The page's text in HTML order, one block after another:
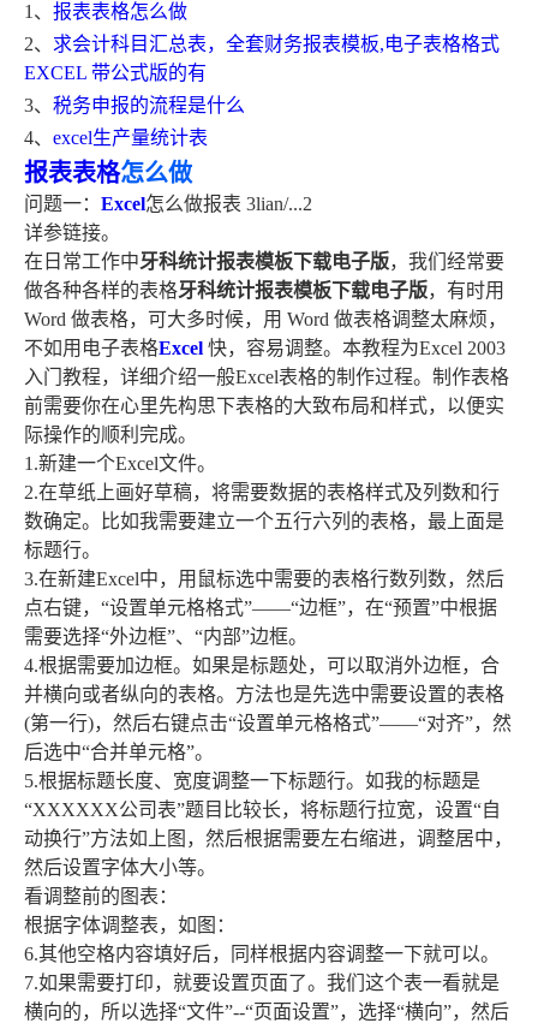
1、 报表表格怎么做
2、 求会计科目汇总表，全套财务报表模板,电子表格格式
EXCEL 带公式版的有
3、 税务申报的流程是什么
4、 excel生产量统计表
报表表格怎么做
问题一： Excel怎么做报表 3lian/...2
详参链接。
在日常工作中牙科统计报表模板下载电子版，我们经常要
做各种各样的表格牙科统计报表模板下载电子版，有时用
Word 做表格，可大多时候，用 Word 做表格调整太麻烦，
不如用电子表格Excel 快，容易调整。本教程为Excel 2003
入门教程，详细介绍一般Excel表格的制作过程。制作表格
前需要你在心里先构思下表格的大致布局和样式，以便实
际操作的顺利完成。
1.新建一个Excel文件。
2.在草纸上画好草稿，将需要数据的表格样式及列数和行
数确定。比如我需要建立一个五行六列的表格，最上面是
标题行。
3.在新建Excel中，用鼠标选中需要的表格行数列数，然后
点右键，“设置单元格格式”――“边框”，在“预置”中根据
需要选择“外边框”、“内部”边框。
4.根据需要加边框。如果是标题处，可以取消外边框，合
并横向或者纵向的表格。方法也是先选中需要设置的表格
(第一行)，然后右键点击“设置单元格格式”――“对齐”，然
后选中“合并单元格”。
5.根据标题长度、宽度调整一下标题行。如我的标题是
“XXXXXX公司表”题目比较长，将标题行拉宽，设置“自
动换行”方法如上图，然后根据需要左右缩进，调整居中，
然后设置字体大小等。
看调整前的图表：
根据字体调整表，如图：
6.其他空格内容填好后，同样根据内容调整一下就可以。
7.如果需要打印，就要设置页面了。我们这个表一看就是
横向的，所以选择“文件”--“页面设置”，选择“横向”，然后